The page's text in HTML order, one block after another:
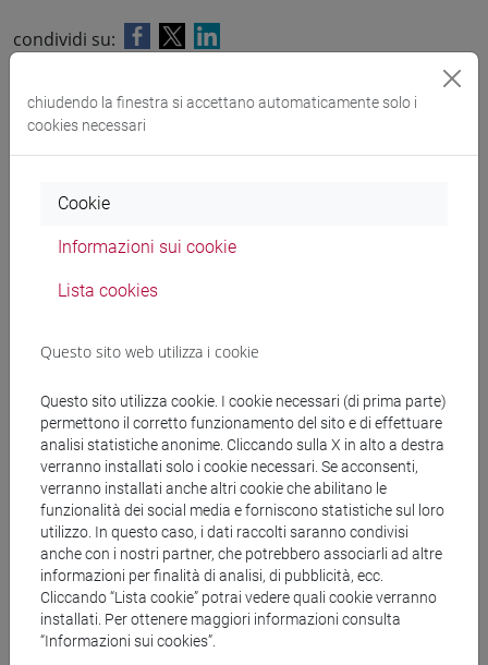
condividi su:
Allegati
Cerca in agenda
dal
al
chiudendo la finestra si accettano automaticamente solo i
cookies necessari
Cookie
Informazioni sui cookie
Lista cookies
Questo sito web utilizza i cookie
Questo sito utilizza cookie. I cookie necessari (di prima parte)
permettono il corretto funzionamento del sito e di effettuare
analisi statistiche anonime. Cliccando sulla X in alto a destra
verranno installati solo i cookie necessari. Se acconsenti,
verranno installati anche altri cookie che abilitano le
funzionalità dei social media e forniscono statistiche sul loro
utilizzo. In questo caso, i dati raccolti saranno condivisi
anche con i nostri partner, che potrebbero associarli ad altre
informazioni per finalità di analisi, di pubblicità, ecc.
Cliccando “Lista cookie” potrai vedere quali cookie verranno
installati. Per ottenere maggiori informazioni consulta
“Informazioni sui cookies”.